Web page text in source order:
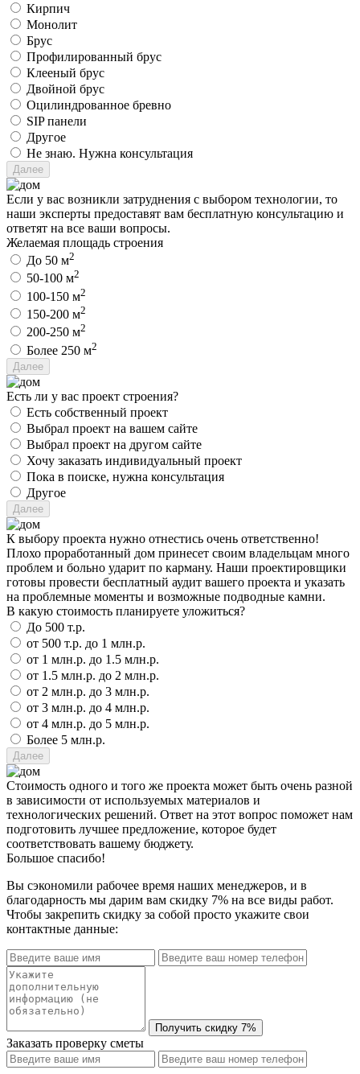
Кирпич
Монолит
Брус
Профилированный брус
Клееный брус
Двойной брус
Оцилиндрованное бревно
SIP панели
Другое
Не знаю. Нужна консультация
Если у вас возникли затруднения с выбором технологии, то
наши эксперты предоставят вам бесплатную консультацию и
ответят на все ваши вопросы.
Желаемая площадь строения
До 50 м2
50-100 м2
100-150 м2
150-200 м2
200-250 м2
Более 250 м2
Есть ли у вас проект строения?
Есть собственный проект
Выбрал проект на вашем сайте
Выбрал проект на другом сайте
Хочу заказать индивидуальный проект
Пока в поиске, нужна консультация
Другое
К выбору проекта нужно отнестись очень ответственно!
Плохо проработанный дом принесет своим владельцам много
проблем и больно ударит по карману. Наши проектировщики
готовы провести бесплатный аудит вашего проекта и указать
на проблемные моменты и возможные подводные камни.
В какую стоимость планируете уложиться?
До 500 т.р.
от 500 т.р. до 1 млн.р.
от 1 млн.р. до 1.5 млн.р.
от 1.5 млн.р. до 2 млн.р.
от 2 млн.р. до 3 млн.р.
от 3 млн.р. до 4 млн.р.
от 4 млн.р. до 5 млн.р.
Более 5 млн.р.
Стоимость одного и того же проекта может быть очень разной
в зависимости от используемых материалов и
технологических решений. Ответ на этот вопрос поможет нам
подготовить лучшее предложение, которое будет
соответствовать вашему бюджету.
Большое спасибо!
Вы сэкономили рабочее время наших менеджеров, и в
благодарность мы дарим вам скидку 7% на все виды работ.
Чтобы закрепить скидку за собой просто укажите свои
контактные данные:
Заказать проверку сметы